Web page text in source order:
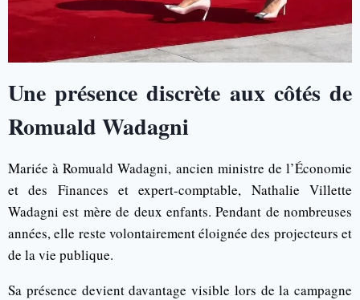
Une présence discrète aux côtés de
Romuald Wadagni
Mariée à Romuald Wadagni, ancien ministre de l’Économie
et des Finances et expert-comptable, Nathalie Villette
Wadagni est mère de deux enfants. Pendant de nombreuses
années, elle reste volontairement éloignée des projecteurs et
de la vie publique.
Sa présence devient davantage visible lors de la campagne